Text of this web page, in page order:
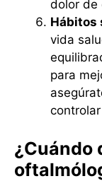
dolor de
Hábitos
vida
para
¿Cuándo